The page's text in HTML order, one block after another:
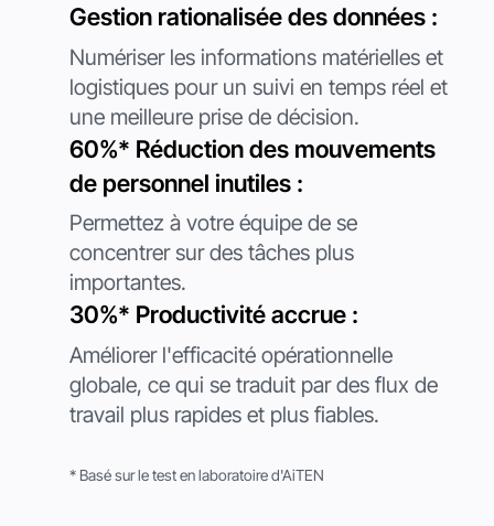
Gestion rationalisée des données :
Numériser les informations matérielles et
logistiques pour un suivi en temps réel et
une meilleure prise de décision.
60%* Réduction des mouvements
de personnel inutiles :
Permettez à votre équipe de se
concentrer sur des tâches plus
importantes.
30%* Productivité accrue :
Améliorer l'efficacité opérationnelle
globale, ce qui se traduit par des flux de
travail plus rapides et plus fiables.
* Basé sur le test en laboratoire d'AiTEN